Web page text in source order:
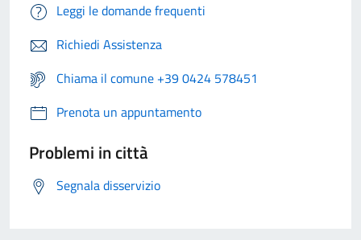
Leggi le domande frequenti
Richiedi Assistenza
Chiama il comune +39 0424 578451
Prenota un appuntamento
Problemi in città
Segnala disservizio